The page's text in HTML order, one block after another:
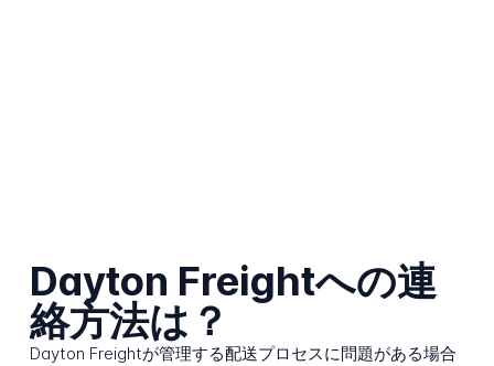
Dayton Freightへの連
絡方法は？
Dayton Freightが管理する配送プロセスに問題がある場合